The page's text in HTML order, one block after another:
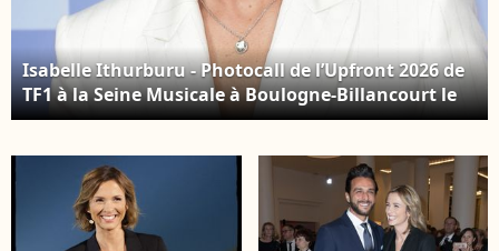
Isabelle Ithurburu - Photocall de l’Upfront 2026 de
TF1 à la Seine Musicale à Boulogne-Billancourt le
18 juin 2026. © Coadic Guirec/Bestimage